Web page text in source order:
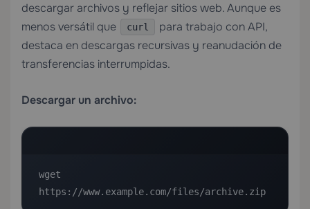
descargar archivos y reflejar sitios web. Aunque es
menos versátil que
curl
para trabajo con API,
destaca en descargas recursivas y reanudación de
transferencias interrumpidas.
Descargar un archivo:
wget
https://www.example.com/files/archive.zip